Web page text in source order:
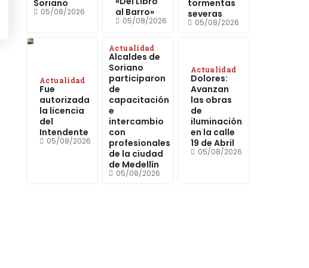
Soriano
05/08/2026
al Barro»
05/08/2026
tormentas
severas
05/08/2026
Actualidad
Fue
autorizada
la licencia
del
Intendente
05/08/2026
Actualidad
Alcaldes de
Soriano
participaron
de
capacitación
e
intercambio
con
profesionales
de la ciudad
de Medellín
05/08/2026
Actualidad
Dolores:
Avanzan
las obras
de
iluminación
en la calle
19 de Abril
05/08/2026